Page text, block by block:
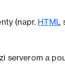
(napr. HTML
serverom a